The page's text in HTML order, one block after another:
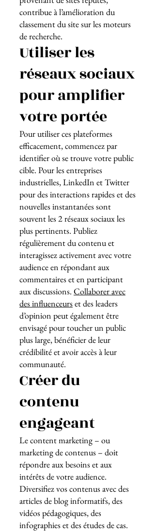
contribue à l’amélioration du
classement du site sur les moteurs
de recherche.
Utiliser les
réseaux sociaux
pour amplifier
votre portée
Pour utiliser ces plateformes
efficacement, commencez par
identifier où se trouve votre public
cible. Pour les entreprises
industrielles, LinkedIn et Twitter
pour des interactions rapides et des
nouvelles instantanées sont
souvent les 2 réseaux sociaux les
plus pertinents. Publiez
régulièrement du contenu et
interagissez activement avec votre
audience en répondant aux
commentaires et en participant
aux discussions. Collaborer avec
des influenceurset des leaders
d’opinion peut également être
envisagé pour toucher un public
plus large, bénéficier de leur
crédibilité et avoir accès à leur
communauté.
Créer du
contenu
engageant
Le content marketing – ou
marketing de contenus – doit
répondre aux besoins et aux
intérêts de votre audience.
Diversifiez vos contenus avec des
articles de blog informatifs, des
vidéos pédagogiques, des
infographies et des études de cas.